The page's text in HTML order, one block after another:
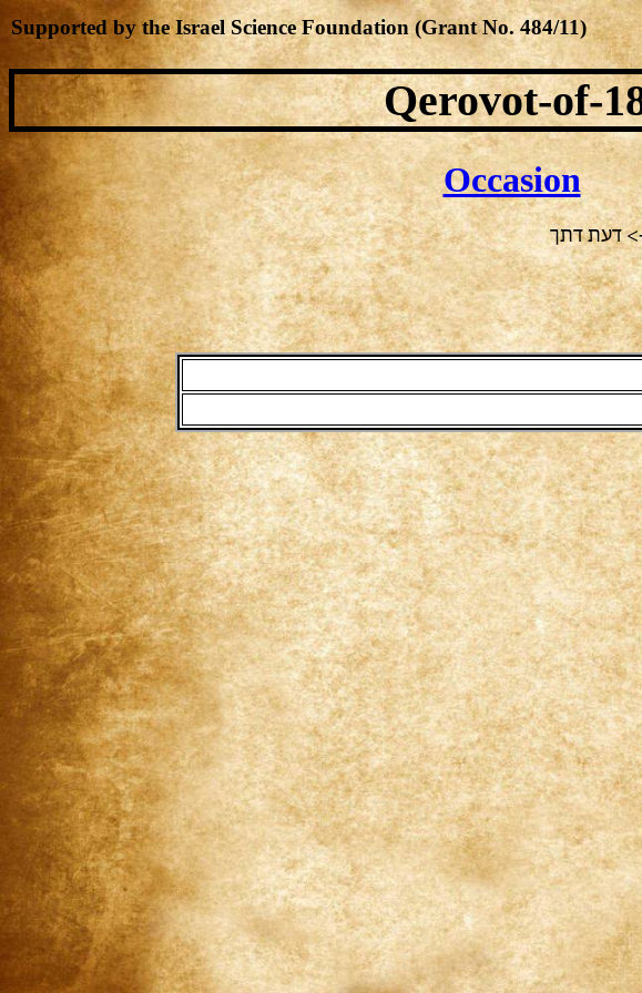
Qerovot-of-
Occasion
> דעת דתך
Supported by the Israel Science Foundation (Grant No. 484/11)